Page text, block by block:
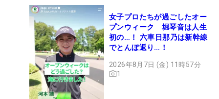
女子プロたちが過ごしたオー
プンウィーク 堀琴音は人生
初の…！ 六車日那乃は新幹線
でとんぼ返り…！
2026年8月7日 (金) 11時57分
1